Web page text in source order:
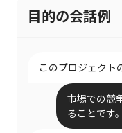
目的の会話例
このプロジェクト
市場での競
ることです。